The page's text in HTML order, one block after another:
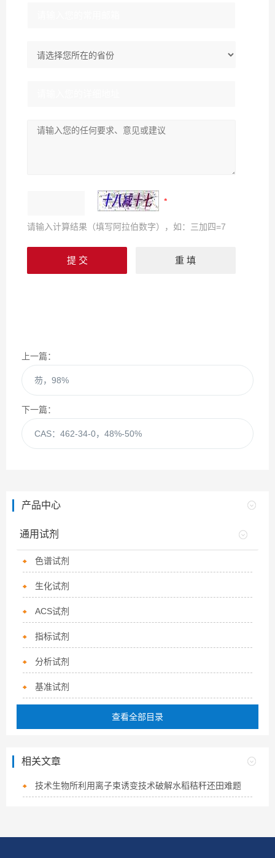
请输入计算结果（填写阿拉伯数字），如：三加四=7
上一篇：
芴，98%
下一篇：
CAS：462-34-0，48%-50%
产品中心
通用试剂
色谱试剂
生化试剂
ACS试剂
指标试剂
分析试剂
基准试剂
查看全部目录
相关文章
技术生物所利用离子束诱变技术破解水稻秸秆还田难题